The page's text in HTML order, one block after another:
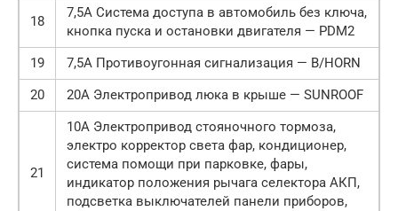
18
7,5А Система доступа в автомобиль без ключа,
кнопка пуска и остановки двигателя — PDM2
19
7,5А Противоугонная сигнализация — B/HORN
20
20А Электропривод люка в крыше — SUNROOF
21
10А Электропривод стояночного тормоза,
электро корректор света фар, кондиционер,
система помощи при парковке, фары,
индикатор положения рычага селектора АКП,
подсветка выключателей панели приборов,